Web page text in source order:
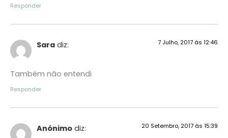
Responder
Sara diz: 7 Julho, 2017 às 12:46
Também não entendi
Responder
Anónimo diz: 20 Setembro, 2017 às 15:39